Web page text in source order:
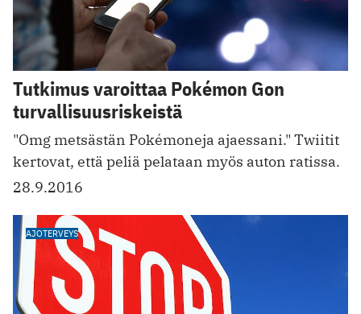
Tutkimus varoittaa Pokémon Gon
turvallisuusriskeistä
"Omg metsästän Pokémoneja ajaessani." Twiitit
kertovat, että peliä pelataan myös auton ratissa.
28.9.2016
AJOTERVEYS